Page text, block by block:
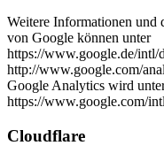
Weitere Informationen und
von Google können unter
https://www.google.de/intl/
http://www.google.com/
Google Analytics wird
https://www.google.com/
Cloudflare